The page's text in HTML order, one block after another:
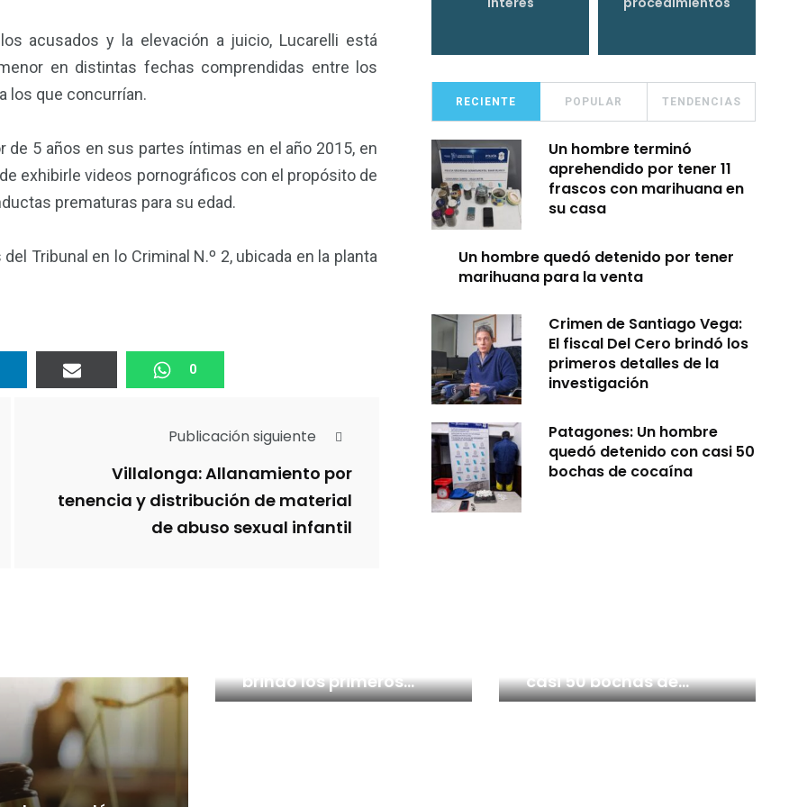
acusados y la elevación a juicio, Lucarelli está
en distintas fechas comprendidas entre los
los que concurrían.
5 años en sus partes íntimas en el año 2015, en
exhibirle videos pornográficos con el propósito de
prematuras para su edad.
Tribunal en lo Criminal N.º 2, ubicada en la planta
0
Publicación siguiente
Villalonga: Allanamiento por
tenencia y distribución de material
de abuso sexual infantil
RECIENTE POPULAR TENDENCIAS
Un hombre terminó
aprehendido por tener 11
frascos con marihuana en
su casa
Un hombre quedó detenido por tener
marihuana para la venta
Crimen de Santiago Vega:
El fiscal Del Cero brindó los
primeros detalles de la
investigación
Patagones: Un hombre
quedó detenido con casi 50
bochas de cocaína
brindó los primeros
detalles de la
casi 50 bochas de
cocaína